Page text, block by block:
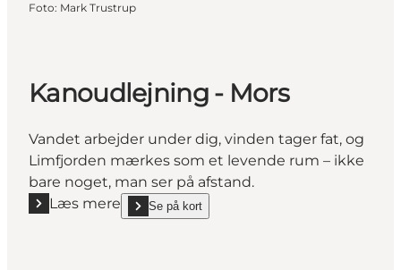
Foto: Mark Trustrup
Kanoudlejning - Mors
Vandet arbejder under dig, vinden tager fat, og
Limfjorden mærkes som et levende rum – ikke
bare noget, man ser på afstand.
Læs mere
Læs mere "Kanoudlejning - Mors"
Se på kort
show Kanoudlejning - Mors on_map